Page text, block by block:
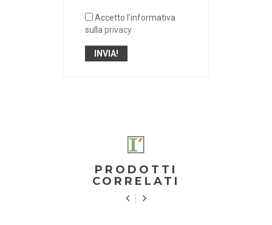
Accetto l'informativa
sulla privacy
PRODOTTI
CORRELATI